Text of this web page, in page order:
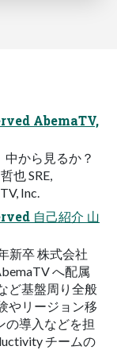
AbemaTV,
中から⾒るか？
也 SRE,
Inc.
⾃⼰紹介 ⼭
新卒 株式会社
へ配属
ど基盤周り全般
やリージョン移
の導⼊などを担
チームの